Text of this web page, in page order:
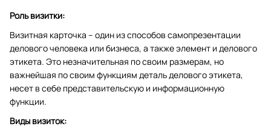
Роль визитки:
Визитная карточка – один из способов самопрезентации
делового человека или бизнеса, а также элемент и делового
этикета. Это незначительная по своим размерам, но
важнейшая по своим функциям деталь делового этикета,
несет в себе представительскую и информационную
функции.
Виды визиток: